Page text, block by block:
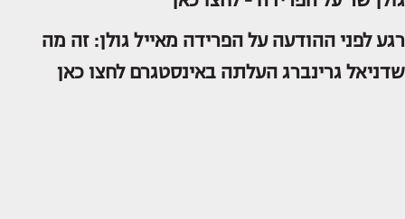
רגע לפני ההודעה על הפרידה מאייל גולן: זה מה
שדניאל גרינברג העלתה באינסטגרםלחצו כאן